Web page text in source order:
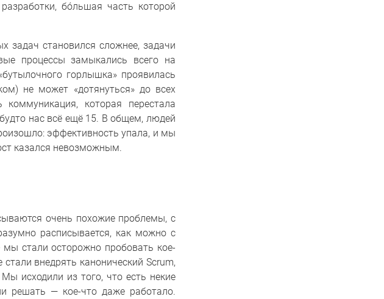
бóльшая часть которой
задач становился сложнее, задачи
процессы замыкались всего на
горлышка» проявилась
не может «дотянуться» до всех
которая перестала
нас всё ещё 15. В общем, людей
эффективность упала, и мы
казался невозможным.
очень похожие проблемы, с
расписывается, как можно с
стали осторожно пробовать кое-
внедрять канонический Scrum,
исходили из того, что есть некие
решать — кое-что даже работало.